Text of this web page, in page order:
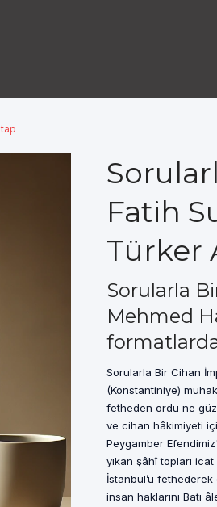
Fatih
Türker
Sorularla
Mehmed
Sorularla Bir Cihan
(Konstantiniye)
fetheden ordu ne
ve cihan hâkimiyeti
Peygamber
yıkan şâhî topları
İstanbul’u
insan haklarını Batı